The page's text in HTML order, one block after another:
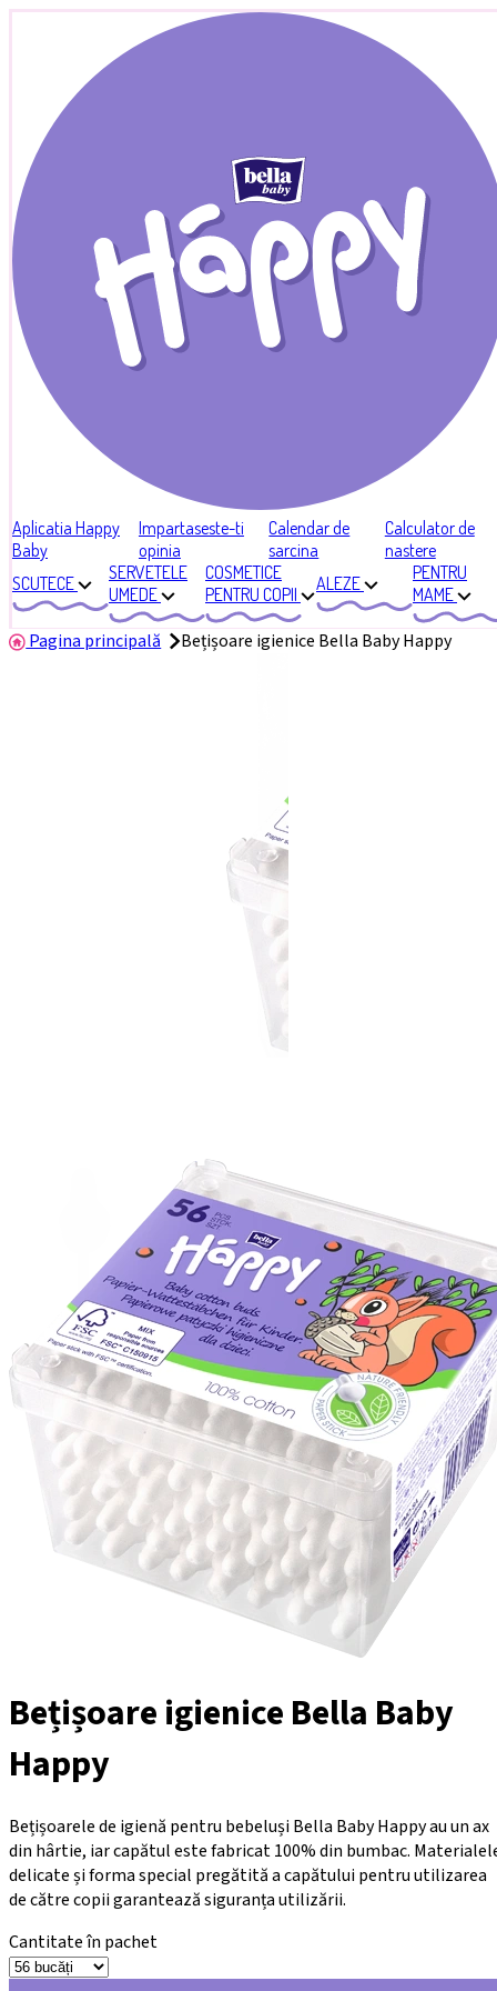
Aplicatia Happy
Baby
Impartaseste-ti
opinia
Calendar de
sarcina
Calculator de
nastere
SCUTECE
SERVETELE
UMEDE
COSMETICE
PENTRU COPII
ALEZE
PENTRU
MAME
Pagina principală Bețișoare igienice Bella Baby Happy
Bețișoare igienice Bella Baby
Happy
Bețișoarele de igienă pentru bebeluși Bella Baby Happy au un ax
din hârtie, iar capătul este fabricat 100% din bumbac.
delicate și forma special pregătită a capătului pentru utilizarea
de către copii garantează siguranța utilizării.
Cantitate în pachet